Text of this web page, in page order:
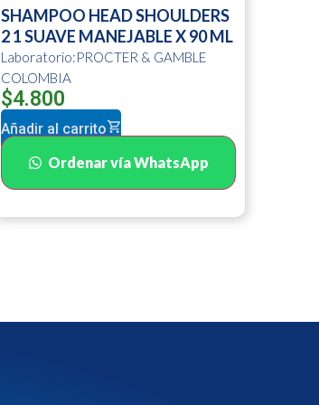
SHAMPOO HEAD SHOULDERS
2 1 SUAVE MANEJABLE X 90 ML
Laboratorio:PROCTER & GAMBLE
COLOMBIA
$4.800
Añadir al carrito
Ordenar vía WhatsApp